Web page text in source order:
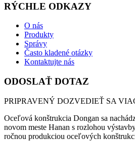
RÝCHLE ODKAZY
O nás
Produkty
Správy
Často kladené otázky
Kontaktujte nás
ODOSLAŤ DOTAZ
PRIPRAVENÝ DOZVEDIEŤ SA
Oceľová konštrukcia Dongan sa
novom meste Hanan s rozlohou
ročnou produkciou oceľových